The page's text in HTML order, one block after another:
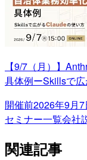
【9/7（月）】
具体例ーSkillsで
開催前2026年9月
セミナー一覧会社
関連記事